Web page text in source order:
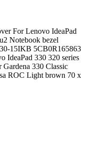
For Lenovo IdeaPad
Notebook bezel
15IKB 5CB0R165863
IdeaPad 330 320 series
330 Classic
ROC Light brown 70 x